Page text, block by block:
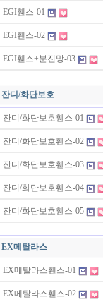
EGI휀스-01
EGI휀스-02
EGI휀스+분진망-03
잔디/화단보호
잔디/화단보호휀스-01
잔디/화단보호휀스-02
잔디/화단보호휀스-03
잔디/화단보호휀스-04
잔디/화단보호휀스-05
EX메탈라스
EX메탈라스휀스-01
EX메탈라스휀스-02